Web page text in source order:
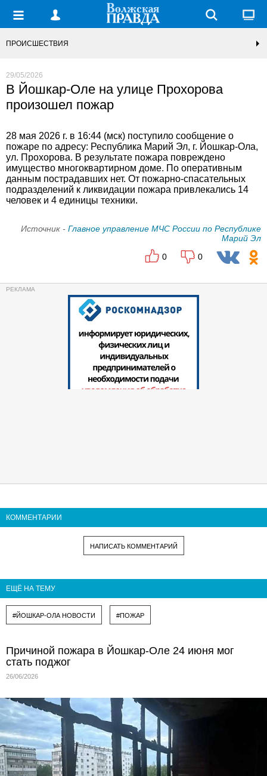
ПРОИСШЕСТВИЯ
29/05/2026
В Йошкар-Оле на улице Прохорова
произошел пожар
28 мая 2026 г. в 16:44 (мск) поступило сообщение о
пожаре по адресу: Республика Марий Эл, г. Йошкар-Ола,
ул. Прохорова. В результате пожара повреждено
имущество многоквартирном доме. По оперативным
данным пострадавших нет. От пожарно-спасательных
подразделений к ликвидации пожара привлекались 14
человек и 4 единицы техники.
Источник - Главное управление МЧС России по Республике
Марий Эл
0
0
КОММЕНТАРИИ
НАПИСАТЬ КОММЕНТАРИЙ
ЕЩЁ НА ТЕМУ
#ЙОШКАР-ОЛА НОВОСТИ #ПОЖАР
Причиной пожара в Йошкар-Оле 24 июня мог
стать поджог
26/06/2026